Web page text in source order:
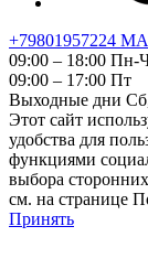
+79801957224
09:00 – 18:00 Пн-
09:00 – 17:00 Пт
Выходные дни
Этот сайт
удобства для
функциями
выбора
см. на странице
Принять